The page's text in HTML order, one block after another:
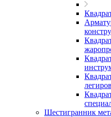
Шестигранник